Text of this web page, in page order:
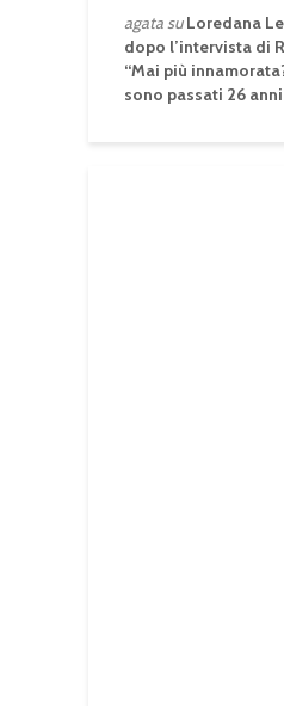
agatasuLoredana
dopo l’intervista di
“Mai più
sono passati 26